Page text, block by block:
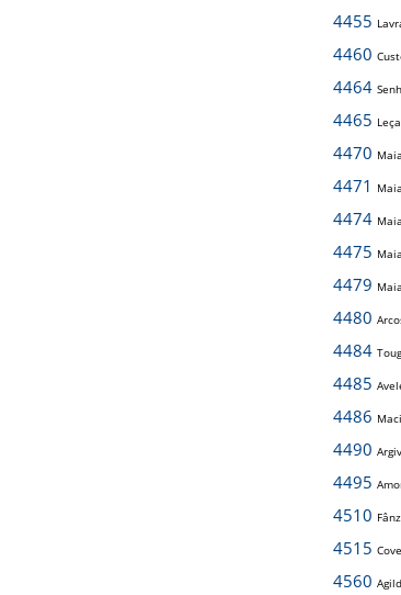
4455
4460
4464
4465
4470 Maia
4471 Maia
4474 Maia
4475 Maia
4479 Maia
4480
4484
4485
4486
4490
4495
4510
4515
4560